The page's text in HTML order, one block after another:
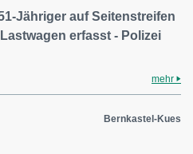
Jähriger auf Seitenstreifen
erfasst - Polizei
mehr
Bernkastel-Kues